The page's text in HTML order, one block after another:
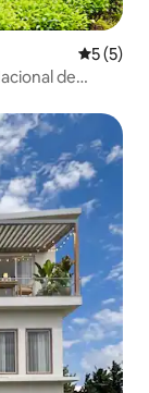
5 de
5 (5)
de